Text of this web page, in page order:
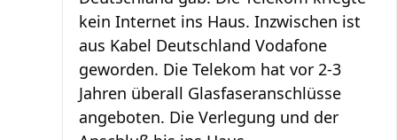
kein Internet ins Haus. Inzwischen ist
aus Kabel Deutschland Vodafone
geworden. Die Telekom hat vor 2-3
Jahren überall Glasfaseranschlüsse
angeboten. Die Verlegung und der